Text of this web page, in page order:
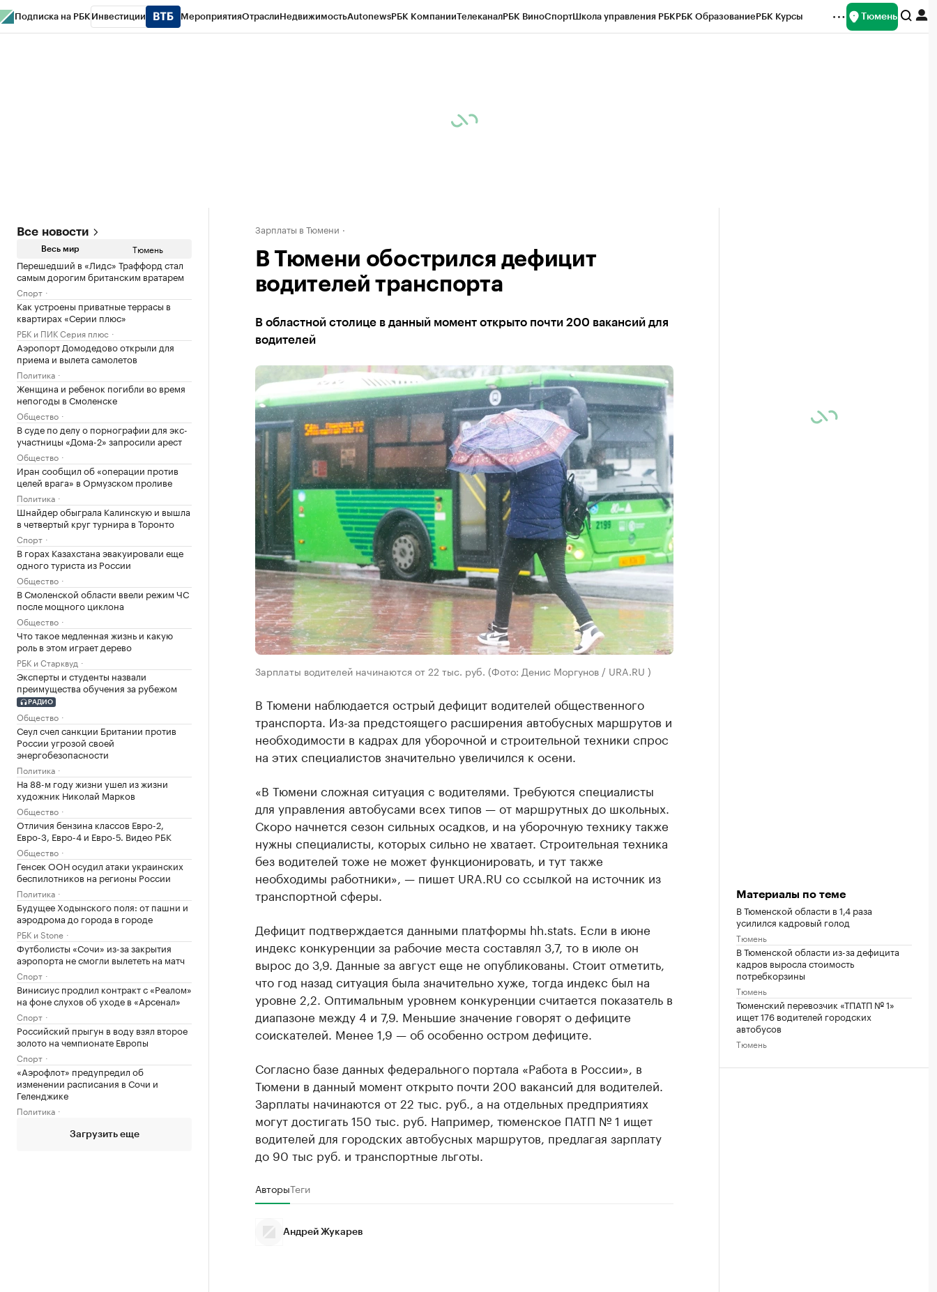
Подписка на РБК Инвестиции МероприятияОтраслиНедвижимостьAutonewsРБК КомпанииТелеканалРБК ВиноСпортШкола управления РБКРБК ОбразованиеРБК Курсы Тюмень
Все новости
Весь мир Тюмень
Перешедший в «Лидс» Траффорд стал
самым дорогим британским вратарем
Спорт
Как устроены приватные террасы в
квартирах «Серии плюс»
РБК и ПИК Серия плюс
Аэропорт Домодедово открыли для
приема и вылета самолетов
Политика
Женщина и ребенок погибли во время
непогоды в Смоленске
Общество
В суде по делу о порнографии для экс-
участницы «Дома-2» запросили арест
Общество
Иран сообщил об «операции против
целей врага» в Ормузском проливе
Политика
Шнайдер обыграла Калинскую и вышла
в четвертый круг турнира в Торонто
Спорт
В горах Казахстана эвакуировали еще
одного туриста из России
Общество
В Смоленской области ввели режим ЧС
после мощного циклона
Общество
Что такое медленная жизнь и какую
роль в этом играет дерево
РБК и Старквуд
Эксперты и студенты назвали
преимущества обучения за рубежом
РАДИО
Общество
Сеул счел санкции Британии против
России угрозой своей
энергобезопасности
Политика
На 88-м году жизни ушел из жизни
художник Николай Марков
Общество
Отличия бензина классов Евро-2,
Евро-3, Евро-4 и Евро-5. Видео РБК
Общество
Генсек ООН осудил атаки украинских
беспилотников на регионы России
Политика
Будущее Ходынского поля: от пашни и
аэродрома до города в городе
РБК и Stone
Футболисты «Сочи» из-за закрытия
аэропорта не смогли вылететь на матч
Спорт
Винисиус продлил контракт с «Реалом»
на фоне слухов об уходе в «Арсенал»
Спорт
Российский прыгун в воду взял второе
золото на чемпионате Европы
Спорт
«Аэрофлот» предупредил об
изменении расписания в Сочи и
Геленджике
Политика
Загрузить еще
Зарплаты в Тюмени
В Тюмени обострился дефицит
водителей транспорта
В областной столице в данный момент открыто почти 200 вакансий для
водителей
Зарплаты водителей начинаются от 22 тыс. руб. (Фото: Денис Моргунов / URA.RU )
В Тюмени наблюдается острый дефицит водителей общественного
транспорта. Из-за предстоящего расширения автобусных маршрутов и
необходимости в кадрах для уборочной и строительной техники спрос
на этих специалистов значительно увеличился к осени.
«В Тюмени сложная ситуация с водителями. Требуются специалисты
для управления автобусами всех типов — от маршрутных до школьных.
Скоро начнется сезон сильных осадков, и на уборочную технику также
нужны специалисты, которых сильно не хватает. Строительная техника
без водителей тоже не может функционировать, и тут также
необходимы работники», — пишет URA.RU со ссылкой на источник из
транспортной сферы.
Дефицит подтверждается данными платформы hh.stats. Если в июне
индекс конкуренции за рабочие места составлял 3,7, то в июле он
вырос до 3,9. Данные за август еще не опубликованы. Стоит отметить,
что год назад ситуация была значительно хуже, тогда индекс был на
уровне 2,2. Оптимальным уровнем конкуренции считается показатель в
диапазоне между 4 и 7,9. Меньшие значение говорят о дефиците
соискателей. Менее 1,9 — об особенно остром дефиците.
Согласно базе данных федерального портала «Работа в России», в
Тюмени в данный момент открыто почти 200 вакансий для водителей.
Зарплаты начинаются от 22 тыс. руб., а на отдельных предприятиях
могут достигать 150 тыс. руб. Например, тюменское ПАТП № 1 ищет
водителей для городских автобусных маршрутов, предлагая зарплату
до 90 тыс руб. и транспортные льготы.
АвторыТеги
Андрей Жукарев
Материалы по теме
В Тюменской области в 1,4 раза
усилился кадровый голод
Тюмень
В Тюменской области из-за дефицита
кадров выросла стоимость
потребкорзины
Тюмень
Тюменский перевозчик «ТПАТП № 1»
ищет 176 водителей городских
автобусов
Тюмень